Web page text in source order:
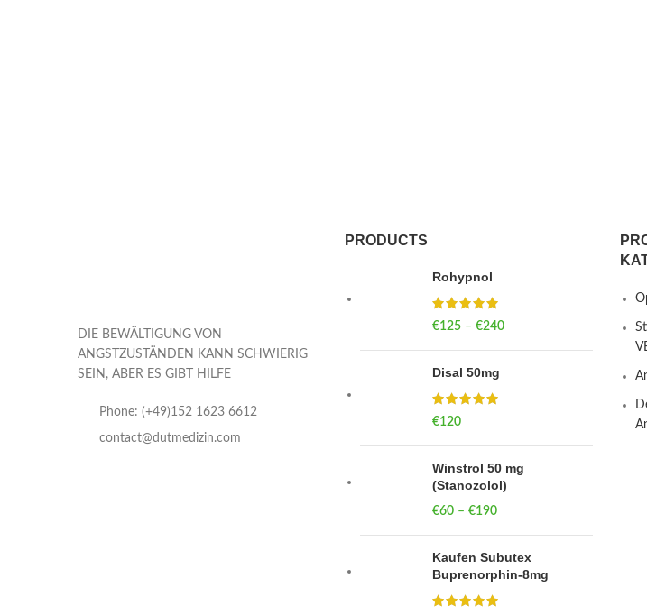
DIE BEWÄLTIGUNG VON
ANGSTZUSTÄNDEN KANN SCHWIERIG
SEIN, ABER ES GIBT HILFE
Phone: (+49)152 1623 6612
contact@dutmedizin.com
PRODUCTS
Rohypnol
€125 – €240Price range: €125
Disal 50mg
€120
Winstrol 50 mg
(Stanozolol)
€60 – €190Price range: €60
Kaufen Subutex
Buprenorphin-8mg